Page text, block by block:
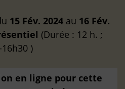
15 Fév. 2024 au 16 Fév.
(Durée : 12 h. ;
)
en ligne pour cette